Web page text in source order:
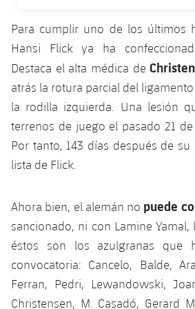
Accesibilidad
Instalaciones
SUB8 B
Historia
Palmarés
Infantil A
Infantil B
Entradas
Resultados
Clasificaciones
Jugadors
Fotos
Palmarés
Historia
Calendario
Resultados
Jugadores
Clasificaciones
Actualidad
Juvenil
Cadete
Infantil
Alevín
Campus Verano
PLUSICON
MÁS
Primer equipo
plusicon
más
Actualidad
Entradas
Resultados
Clasificaciones
Barça Atlètic
plusicon
más
Calendario
Resultados
Jugadores
Actualidad
Junior
Campus Verano
PLUSICON
MÁS
Información general
plusicon
más
Para cumplir uno de los últimos
Hansi Flick ya ha
Destaca el alta médica de
atrás la rotura parcial del
la rodilla izquierda. Una lesión
terrenos de juego el pasado 21
Por tanto, 143 días después de
lista de Flick.
Ahora bien, el alemán no puede
sancionado, ni con Lamine Yamal,
éstos son los azulgranas que
convocatoria: Cancelo, Balde,
Ferran, Pedri, Lewandowski,
Christensen, M. Casadó, Gerard